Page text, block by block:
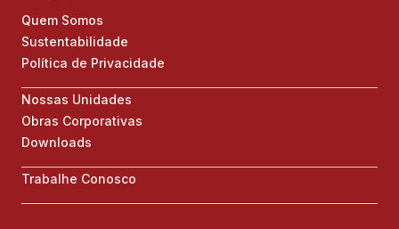
Quem Somos
Sustentabilidade
Política de Privacidade
Nossas Unidades
Obras Corporativas
Downloads
Trabalhe Conosco